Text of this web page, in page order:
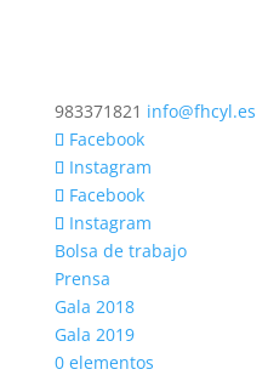
983371821 info@fhcyl.es
Facebook
Instagram
Facebook
Instagram
Bolsa de trabajo
Prensa
Gala 2018
Gala 2019
0 elementos